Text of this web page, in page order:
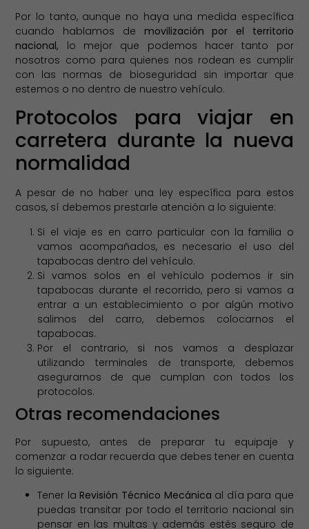
Por lo tanto, aunque no haya una medida específica
cuando hablamos de movilización por el territorio
nacional, lo mejor que podemos hacer tanto por
nosotros como para quienes nos rodean es cumplir
con las normas de bioseguridad sin importar que
estemos o no dentro de nuestro vehículo.
Protocolos para viajar en
carretera durante la nueva
normalidad
A pesar de no haber una ley específica para estos
casos, sí debemos prestarle atención a lo siguiente:
Si el viaje es en carro particular con la familia o
vamos acompañados, es necesario el uso del
tapabocas dentro del vehículo.
Si vamos solos en el vehículo podemos ir sin
tapabocas durante el recorrido, pero si vamos a
entrar a un establecimiento o por algún motivo
salimos del carro, debemos colocarnos el
tapabocas.
Por el contrario, si nos vamos a desplazar
utilizando terminales de transporte, debemos
asegurarnos de que cumplan con todos los
protocolos.
Otras recomendaciones
Por supuesto, antes de preparar tu equipaje y
comenzar a rodar recuerda que debes tener en cuenta
lo siguiente:
Tener la Revisión Técnico Mecánica al día para que
puedas transitar por todo el territorio nacional sin
pensar en las multas y además estés seguro de